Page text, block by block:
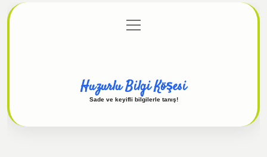
Gizlilik Politikası
menüyü
aç
Huzurlu Bilgi Köşesi
Sade ve keyifli bilgilerle tanış!